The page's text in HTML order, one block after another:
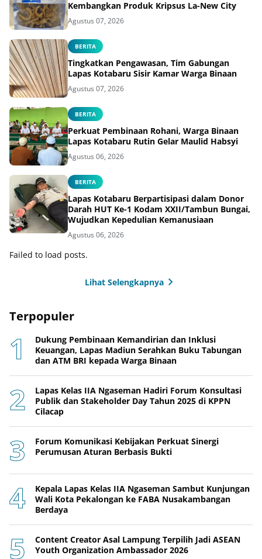
Kembangkan Produk Kripsus La-New City
Agustus 07, 2026
BERITA
Tingkatkan Pengawasan, Tim Gabungan
Lapas Kotabaru Sisir Kamar Warga Binaan
Agustus 07, 2026
BERITA
Perkuat Pembinaan Rohani, Warga Binaan
Lapas Kotabaru Rutin Gelar Maulid Habsyi
Agustus 06, 2026
BERITA
Lapas Kotabaru Berpartisipasi dalam Donor
Darah HUT Ke-1 Kodam XXII/Tambun Bungai,
Wujudkan Kepedulian Kemanusiaan
Agustus 06, 2026
Failed to load posts.
Lihat Selengkapnya
Terpopuler
Dukung Pembinaan Kemandirian dan Inklusi
Keuangan, Lapas Madiun Serahkan Buku Tabungan
dan ATM BRI kepada Warga Binaan
Lapas Kelas IIA Ngaseman Hadiri Forum Konsultasi
Publik dan Stakeholder Day Tahun 2025 di KPPN
Cilacap
Forum Komunikasi Kebijakan Perkuat Sinergi
Perumusan Aturan Berbasis Bukti
Kepala Lapas Kelas IIA Ngaseman Sambut Kunjungan
Wali Kota Pekalongan ke FABA Nusakambangan
Berdaya
Content Creator Asal Lampung Terpilih Jadi ASEAN
Youth Organization Ambassador 2026